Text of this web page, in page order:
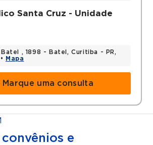
Santa Cruz - Unidade
, 1898 - Batel, Curitiba - PR,
Mapa
Marque uma consulta
e